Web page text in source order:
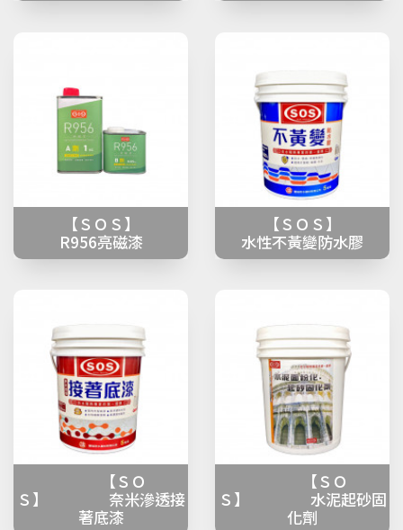
【ＳＯＳ】
R956亮磁漆
【ＳＯＳ】
水性不黃變防水膠
【ＳＯ
Ｓ】 奈米滲透接
著底漆
【ＳＯ
Ｓ】 水泥起砂固
化劑